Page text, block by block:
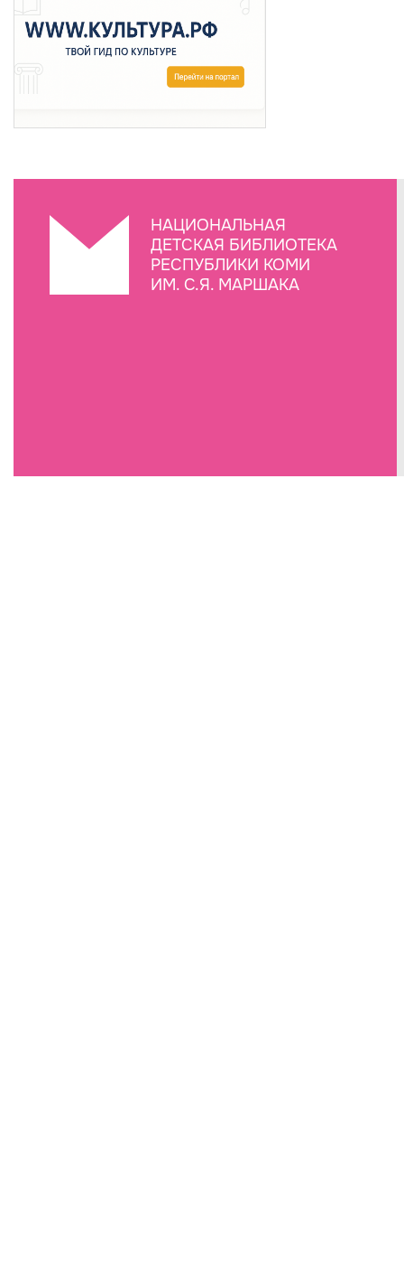
НАЦИОНАЛЬНАЯ
ДЕТСКАЯ БИБЛИОТЕКА
РЕСПУБЛИКИ КОМИ
ИМ. С.Я. МАРШАКА